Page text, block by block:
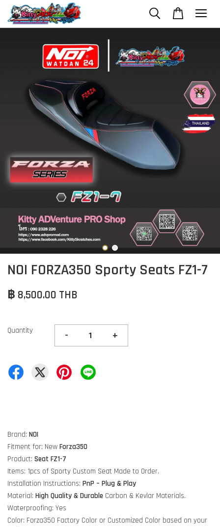
NOI FORZA350 Sporty Seats FZ1-7
฿ 8,500.00 THB
Quantity - +
Brand: NOI
Fitment for: New Forza350
Product: Seat FZ1-7
Items: 1pcs of Sporty Custom Seat Made to Order.
Installation Instructions: PnP – Plug & Play
Material: High Quality & Durable Carbon & Kevlar Materials.
Waterproofing: Yes
Color: Forza350 Factory Color or Customized Color based on your